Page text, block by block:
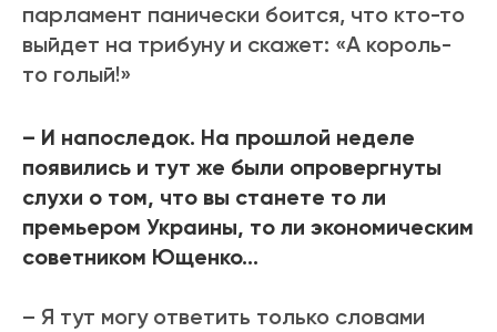
парламент панически боится, что кто-то
выйдет на трибуну и скажет: «А король-
то голый!»
– И напоследок. На прошлой неделе
появились и тут же были опровергнуты
слухи о том, что вы станете то ли
премьером Украины, то ли экономическим
советником Ющенко…
– Я тут могу ответить только словами